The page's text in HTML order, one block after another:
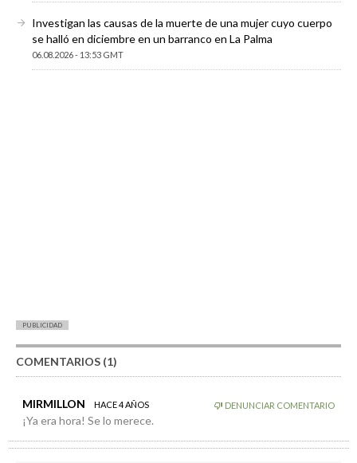
Investigan las causas de la muerte de una mujer cuyo cuerpo
se halló en diciembre en un barranco en La Palma
06.08.2026 - 13:53 GMT
PUBLICIDAD
COMENTARIOS (1)
MIRMILLON HACE 4 AÑOS DENUNCIAR COMENTARIO
¡Ya era hora! Se lo merece.